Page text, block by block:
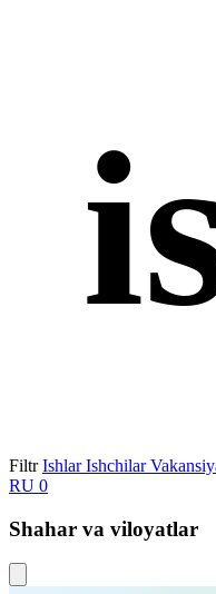
Filtr Ishlar Ishchilar
RU 0
Shahar va viloyatlar